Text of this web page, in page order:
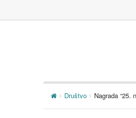
Društvo Nagrada “25.